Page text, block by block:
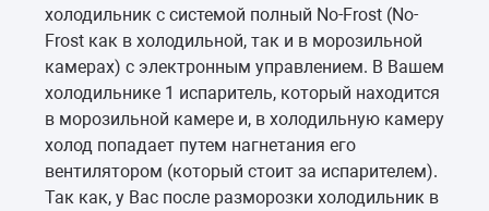
холодильник с системой полный No-Frost (No-
Frost как в холодильной, так и в морозильной
камерах) с электронным управлением. В Вашем
холодильнике 1 испаритель, который находится
в морозильной камере и, в холодильную камеру
холод попадает путем нагнетания его
вентилятором (который стоит за испарителем).
Так как, у Вас после разморозки холодильник в